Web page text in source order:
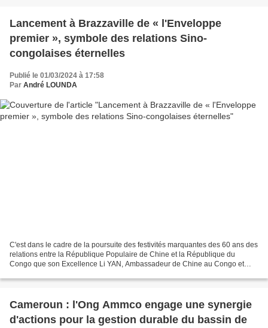
Lancement à Brazzaville de « l'Enveloppe
premier », symbole des relations Sino-
congolaises éternelles
Publié le 01/03/2024 à 17:58
Par André LOUNDA
C'est dans le cadre de la poursuite des festivités marquantes des 60 ans des
relations entre la République Populaire de Chine et la République du
Congo que son Excellence Li YAN, Ambassadeur de Chine au Congo et
Cameroun : l'Ong Ammco engage une synergie
d'actions pour la gestion durable du bassin de